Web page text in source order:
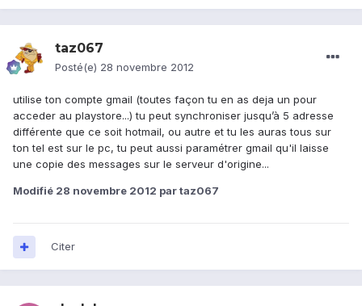
taz067
Posté(e) 28 novembre 2012
utilise ton compte gmail (toutes façon tu en as deja un pour
acceder au playstore...) tu peut synchroniser jusqu’à 5 adresse
différente que ce soit hotmail, ou autre et tu les auras tous sur
ton tel est sur le pc, tu peut aussi paramétrer gmail qu'il laisse
une copie des messages sur le serveur d'origine...
Modifié 28 novembre 2012 par taz067
Citer